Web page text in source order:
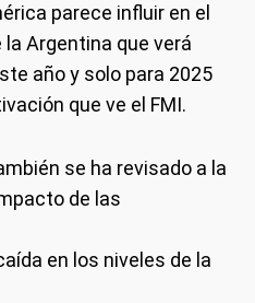
parece influir en el
Argentina que verá
año y solo para 2025
que ve el FMI.
se ha revisado a la
de las
en los niveles de la